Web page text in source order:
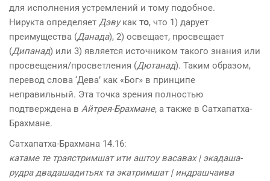
для исполнения устремлений и тому подобное.
Нирукта определяет Дэвукак то, что 1) дарует
преимущества (Данада), 2) освещает, просвещает
(Дипанад) или 3) является источником такого знания или
просвещения/просветления (Дютанад). Таким образом,
перевод слова ‘Дева’ как «Бог» в принципе
неправильный. Эта точка зрения полностью
подтверждена в Айтрея-Брахмане, а также в Сатхапатха-
Брахмане.
Сатхапатха-Брахмана 14.16:
катаме те траястримшат ити аштоу васавах | экадаша-
рудра двадашадитьях та экатримшат | индрашчаива